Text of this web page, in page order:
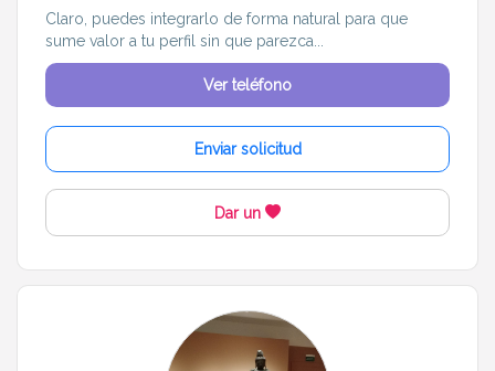
Claro, puedes integrarlo de forma natural para que
sume valor a tu perfil sin que parezca...
Ver teléfono
Enviar solicitud
Dar un